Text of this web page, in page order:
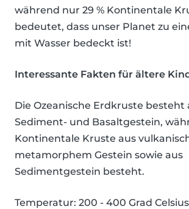
während nur 29 % Kontinentale
bedeutet, dass unser Planet zu
mit Wasser bedeckt ist!
Interessante Fakten für ältere
Die Ozeanische Erdkruste besteht
Sediment- und Basaltgestein,
Kontinentale Kruste aus
metamorphem Gestein sowie aus
Sedimentgestein besteht.
Temperatur: 200 - 400 Grad Celsius